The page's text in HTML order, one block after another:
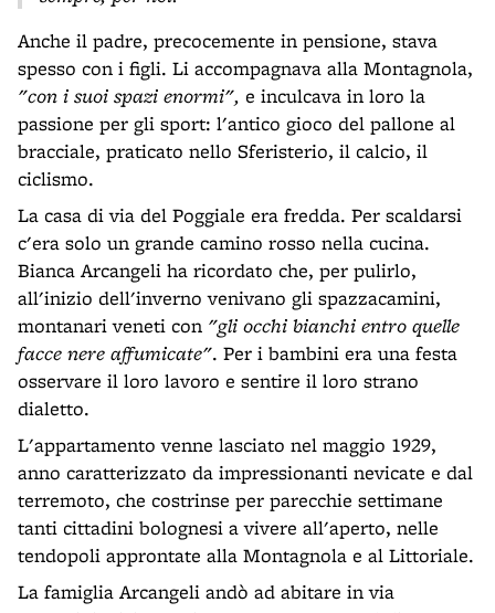
Anche il padre, precocemente in pensione, stava
spesso con i figli. Li accompagnava alla Montagnola,
"con i suoi spazi enormi", e inculcava in loro la
passione per gli sport: l'antico gioco del pallone al
bracciale, praticato nello Sferisterio, il calcio, il
ciclismo.
La casa di via del Poggiale era fredda. Per scaldarsi
c'era solo un grande camino rosso nella cucina.
Bianca Arcangeli ha ricordato che, per pulirlo,
all'inizio dell'inverno venivano gli spazzacamini,
montanari veneti con "gli occhi bianchi entro quelle
facce nere affumicate". Per i bambini era una festa
osservare il loro lavoro e sentire il loro strano
dialetto.
L'appartamento venne lasciato nel maggio 1929,
anno caratterizzato da impressionanti nevicate e dal
terremoto, che costrinse per parecchie settimane
tanti cittadini bolognesi a vivere all'aperto, nelle
tendopoli approntate alla Montagnola e al Littoriale.
La famiglia Arcangeli andò ad abitare in via